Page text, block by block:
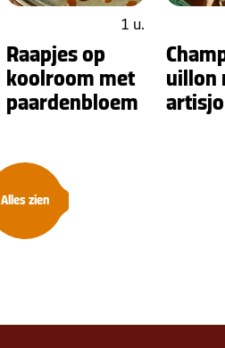
Alles zien
1 u.
Raapjes op
koolroom met
paardenbloem
uillon